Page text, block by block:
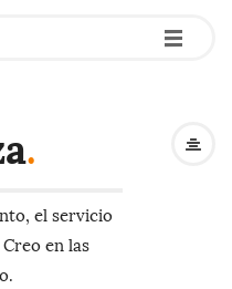
-
-
-
.
el servicio
en las